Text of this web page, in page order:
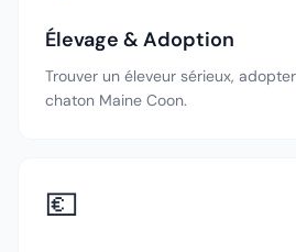
Élevage & Adoption
Trouver un éleveur sérieux,
chaton Maine Coon.
💶